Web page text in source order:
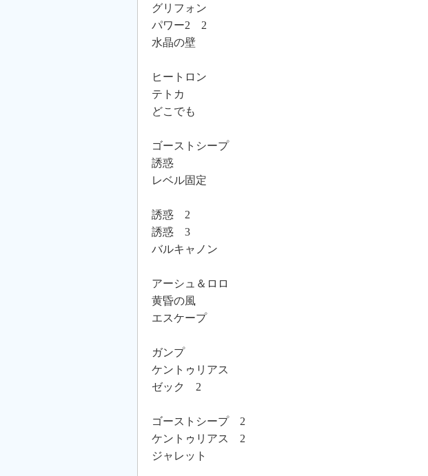
グリフォン
パワー2 2
水晶の壁
ヒートロン
テトカ
どこでも
ゴーストシープ
誘惑
レベル固定
誘惑 2
誘惑 3
バルキャノン
アーシュ＆ロロ
黄昏の風
エスケープ
ガンプ
ケントゥリアス
ゼック 2
ゴーストシープ 2
ケントゥリアス 2
ジャレット